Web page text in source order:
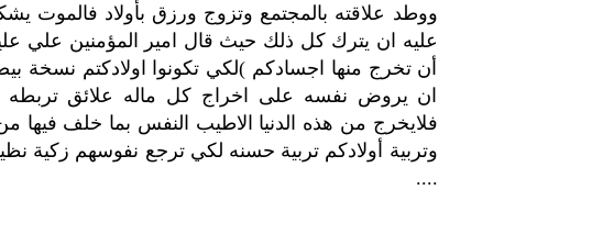
ووطد علاقته بالمجتمع وتزوج ورزق بأولاد فالموت
عليه ان يترك كل ذلك حيث قال امير المؤمنين علي
أن تخرج منها اجسادكم )لكي تكونوا اولادكتم نسخة
ان يروض نفسه على اخراج كل ماله علائق تربطه
فلايخرج من هذه الدنيا الاطيب النفس بما خلف فيها
وتربية أولادكم تربية حسنه لكي ترجع نفوسهم زكية
....